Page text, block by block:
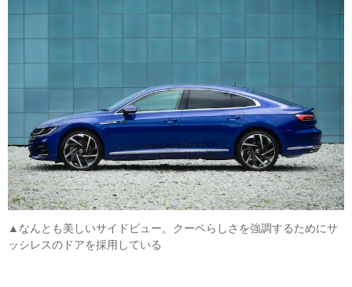
▲なんとも美しいサイドビュー。クーペらしさを強調するためにサ
ッシレスのドアを採用している